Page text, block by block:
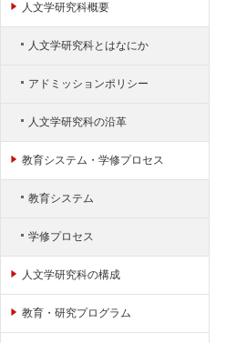
ン
プ
人文学研究科概要
人文学研究科とはなにか
アドミッションポリシー
人文学研究科の沿革
教育システム・学修プロセス
教育システム
学修プロセス
人文学研究科の構成
教育・研究プログラム